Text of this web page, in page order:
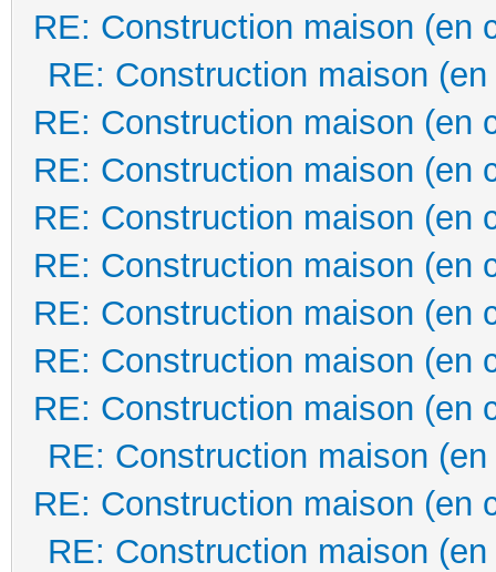
RE: Construction maison (en
RE: Construction maison
RE: Construction maison (en
RE: Construction maison (en
RE: Construction maison (en
RE: Construction maison (en
RE: Construction maison (en
RE: Construction maison (en
RE: Construction maison (en
RE: Construction maison
RE: Construction maison (en
RE: Construction maison